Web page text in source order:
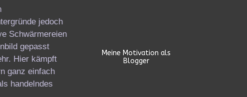
jedoch
Schwärmereien
gepasst
Hier kämpft
ganz einfach
handelndes
Meine Motivation als
Blogger